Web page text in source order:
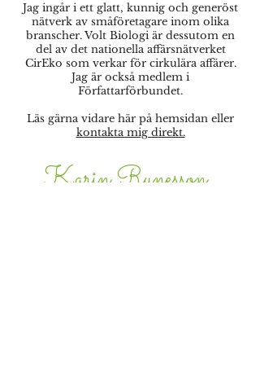
Jag ingår i ett glatt, kunnig och generöst
nätverk av småföretagare inom olika
branscher. Volt Biologi är dessutom en
del av det nationella affärsnätverket
CirEko som verkar för cirkulära affärer.
Jag är också medlem i
Författarförbundet.
Läs gärna vidare här på hemsidan eller
kontakta mig direkt.
Karin Runesson